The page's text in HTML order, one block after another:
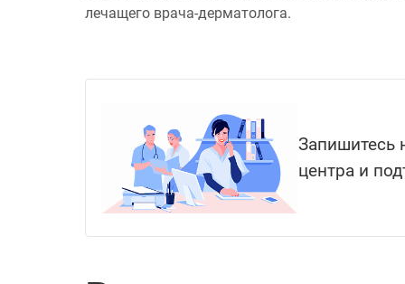
лечащего врача-дерматолога.
Запишитесь
центра и